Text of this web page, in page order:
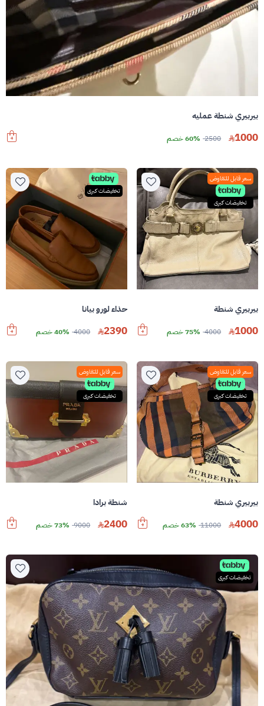
بيربيري شنطة عمليه
1000
2500 60% خصم
سعر قابل للتفاوض
تخفيضات كبرى
بيربيري شنطة
1000
4000 75% خصم
تخفيضات كبرى
حذاء لورو بيانا
2390
4000 40% خصم
سعر قابل للتفاوض
تخفيضات كبرى
بيربيري شنطة
4000
11000 63% خصم
سعر قابل للتفاوض
تخفيضات كبرى
شنطة برادا
2400
9000 73% خصم
تخفيضات كبرى